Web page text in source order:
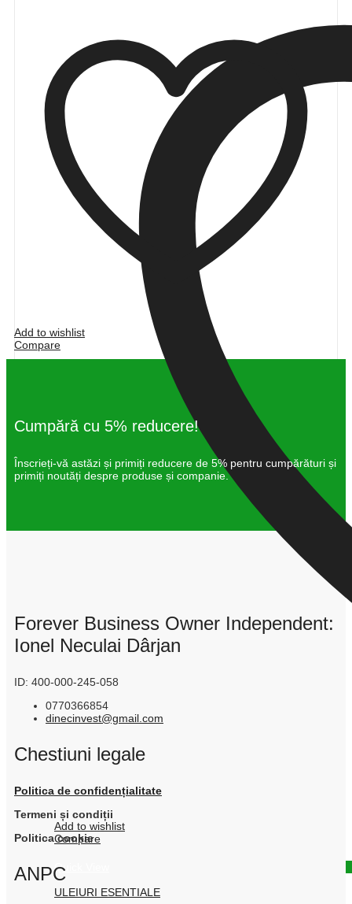
Add to wishlist
Compare
Quick View
ULEIURI ESENTIALE
Add to wishlist
Compare
Cumpără cu 5% reducere!
Înscrieți-vă astăzi și primiți reducere de 5% pentru cumpărături și
primiți noutăți despre produse și companie.
Forever Business Owner Independent:
Ionel Neculai Dârjan
ID: 400-000-245-058
0770366854
dinecinvest@gmail.com
Chestiuni legale
Politica de confidențialitate
Termeni și condiții
Politica cookie
ANPC